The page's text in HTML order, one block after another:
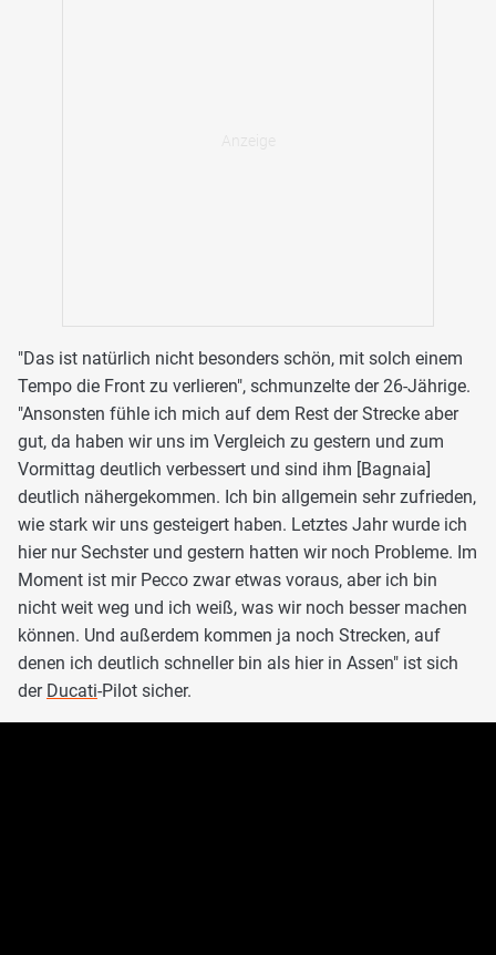
"Das ist natürlich nicht besonders schön, mit solch einem
Tempo die Front zu verlieren", schmunzelte der 26-Jährige.
"Ansonsten fühle ich mich auf dem Rest der Strecke aber
gut, da haben wir uns im Vergleich zu gestern und zum
Vormittag deutlich verbessert und sind ihm [Bagnaia]
deutlich nähergekommen. Ich bin allgemein sehr zufrieden,
wie stark wir uns gesteigert haben. Letztes Jahr wurde ich
hier nur Sechster und gestern hatten wir noch Probleme. Im
Moment ist mir Pecco zwar etwas voraus, aber ich bin
nicht weit weg und ich weiß, was wir noch besser machen
können. Und außerdem kommen ja noch Strecken, auf
denen ich deutlich schneller bin als hier in Assen" ist sich
der Ducati-Pilot sicher.